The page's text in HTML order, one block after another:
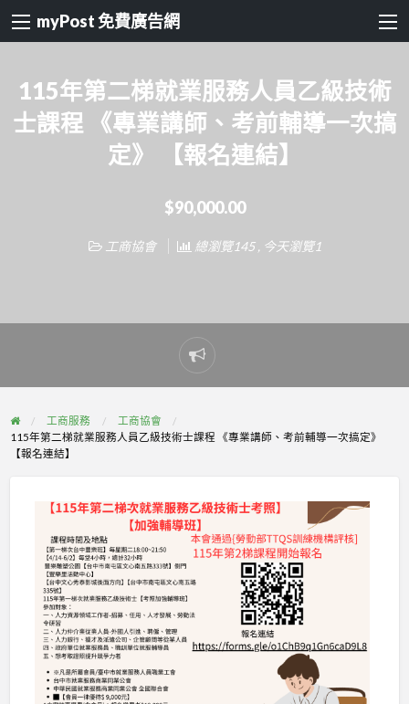
myPost 免費廣告網
115年第二梯就業服務人員乙級技術
士課程 《專業講師、考前輔導一次搞
定》 【報名連結】
$90,000.00
工商協會 總瀏覽145 , 今天瀏覽1
Report
problem
工商服務
工商協會
115年第二梯就業服務人員乙級技術士課程 《專業講師、考前輔導一次搞定》
【報名連結】